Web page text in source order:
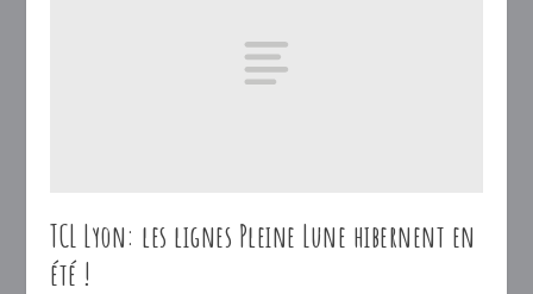
TCL Lyon: les lignes Pleine Lune hibernent en
été !